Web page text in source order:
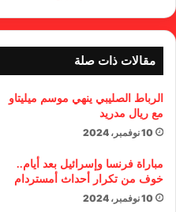
مقالات ذات صلة
الرباط الصليبي ينهي موسم ميليتاو
مع ريال مدريد
10 نوفمبر، 2024
مباراة فرنسا وإسرائيل بعد أيام..
خوف من تكرار أحداث أمستردام
10 نوفمبر، 2024